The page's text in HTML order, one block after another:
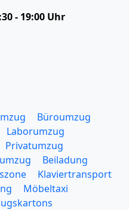
- 19:00 Uhr
Büroumzug
Laborumzug
Privatumzug
Beiladung
Klaviertransport
Möbeltaxi